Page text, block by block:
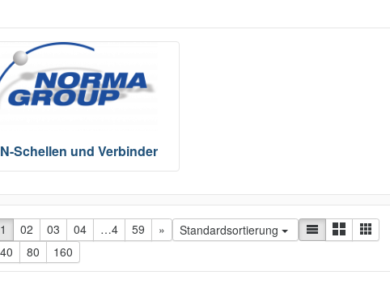
Schellen und Verbinder
Seite
02 03 04 …4 59 nächste Seite
»
Standardsortierung
40 80 160